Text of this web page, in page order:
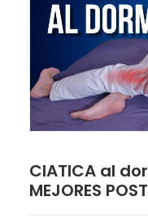
CIATICA al
MEJORES